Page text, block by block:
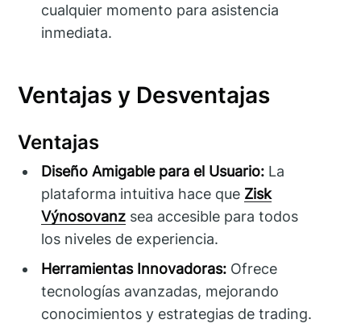
cualquier momento para asistencia
inmediata.
Ventajas y Desventajas
Ventajas
Diseño Amigable para el Usuario: La
plataforma intuitiva hace que Zisk
Výnosovanz sea accesible para todos
los niveles de experiencia.
Herramientas Innovadoras: Ofrece
tecnologías avanzadas, mejorando
conocimientos y estrategias de trading.